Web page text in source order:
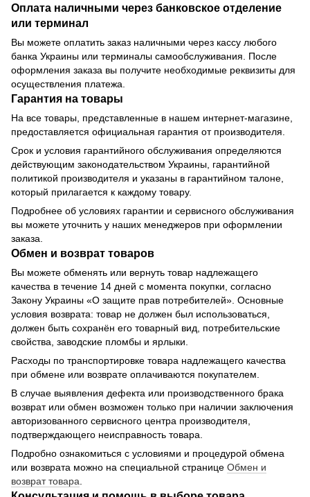
Оплата наличными через банковское отделение
или терминал
Вы можете оплатить заказ наличными через кассу любого
банка Украины или терминалы самообслуживания. После
оформления заказа вы получите необходимые реквизиты для
осуществления платежа.
Гарантия на товары
На все товары, представленные в нашем интернет-магазине,
предоставляется официальная гарантия от производителя.
Срок и условия гарантийного обслуживания определяются
действующим законодательством Украины, гарантийной
политикой производителя и указаны в гарантийном талоне,
который прилагается к каждому товару.
Подробнее об условиях гарантии и сервисного обслуживания
вы можете уточнить у наших менеджеров при оформлении
заказа.
Обмен и возврат товаров
Вы можете обменять или вернуть товар надлежащего
качества в течение 14 дней с момента покупки, согласно
Закону Украины «О защите прав потребителей». Основные
условия возврата: товар не должен был использоваться,
должен быть сохранён его товарный вид, потребительские
свойства, заводские пломбы и ярлыки.
Расходы по транспортировке товара надлежащего качества
при обмене или возврате оплачиваются покупателем.
В случае выявления дефекта или производственного брака
возврат или обмен возможен только при наличии заключения
авторизованного сервисного центра производителя,
подтверждающего неисправность товара.
Подробно ознакомиться с условиями и процедурой обмена
или возврата можно на специальной странице Обмен и
возврат товара